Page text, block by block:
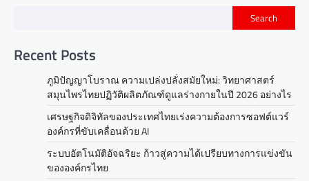
Search
Recent Posts
ภูมิปัญญาโบราณ ความเปล่งปลั่งสมัยใหม่: วิทยาศาสตร์
สมุนไพรไทยปฏิวัติผลิตภัณฑ์ดูแลร่างกายในปี 2026 อย่างไร
เศรษฐกิจดิจิทัลของประเทศไทยเร่งความต้องการซอฟต์แวร์
องค์กรที่ขับเคลื่อนด้วย AI
ระบบอัตโนมัติอัจฉริยะ ก้าวสู่ความได้เปรียบทางการแข่งขัน
ขององค์กรไทย